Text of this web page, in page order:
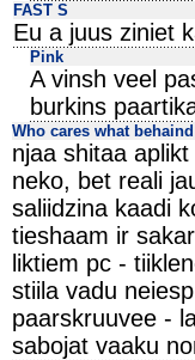
FAST S
Eu a juus ziniet
Pink
A vinsh veel
burkins
Who cares what behaind
njaa shitaa
neko, bet reali
saliidzina kaadi
tieshaam ir
liktiem pc -
stiila vadu
paarskruuvee -
sabojat vaaku